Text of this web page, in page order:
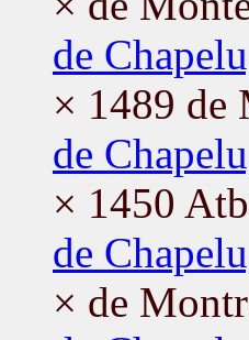
de
× 1489 de
de
× 1450
de
× de